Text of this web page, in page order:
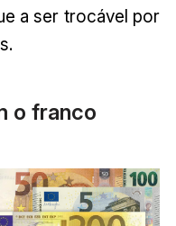
a ser trocável por
o franco